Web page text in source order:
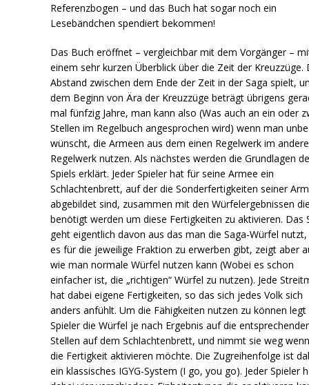
Referenzbogen – und das Buch hat sogar noch ein
Lesebändchen spendiert bekommen!
Das Buch eröffnet – vergleichbar mit dem Vorgänger –
einem sehr kurzen Überblick über die Zeit der Kreuzzüge.
Abstand zwischen dem Ende der Zeit in der Saga spielt,
dem Beginn von Ära der Kreuzzüge beträgt übrigens
mal fünfzig Jahre, man kann also (Was auch an ein oder
Stellen im Regelbuch angesprochen wird) wenn man
wünscht, die Armeen aus dem einen Regelwerk im
Regelwerk nutzen. Als nächstes werden die Grundlagen
Spiels erklärt. Jeder Spieler hat für seine Armee ein
Schlachtenbrett, auf der die Sonderfertigkeiten seiner
abgebildet sind, zusammen mit den Würfelergebnissen
benötigt werden um diese Fertigkeiten zu aktivieren. Das
geht eigentlich davon aus das man die Saga-Würfel
es für die jeweilige Fraktion zu erwerben gibt, zeigt aber
wie man normale Würfel nutzen kann (Wobei es schon
einfacher ist, die „richtigen“ Würfel zu nutzen). Jede
hat dabei eigene Fertigkeiten, so das sich jedes Volk sich
anders anfühlt. Um die Fähigkeiten nutzen zu können legt
Spieler die Würfel je nach Ergebnis auf die
Stellen auf dem Schlachtenbrett, und nimmt sie weg
die Fertigkeit aktivieren möchte. Die Zugreihenfolge ist
ein klassisches IGYG-System (I go, you go). Jeder Spieler